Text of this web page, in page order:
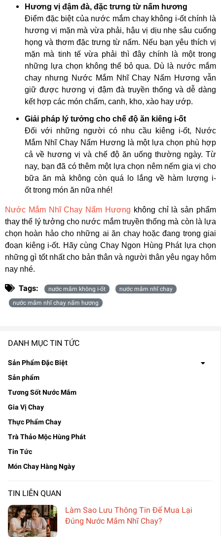
DANH MỤC TIN TỨC
Sản Phẩm Đặc Biệt
Sản phẩm
Tương Sốt Nước Mắm
Gia Vị Chay
Thực Phẩm Chay
Trà Thảo Mộc Hùng Phát
Tin Tức
Món Chay Hàng Ngày
TIN LIÊN QUAN
Làm Sao Lưu Thông Tin Để Mua Lại
Đúng Nước Mắm Nhĩ Chay?
Hương vị đậm đà, đặc trưng từ nấm hương
Điểm đặc biệt của nước mắm chay không i-ốt chính là
hương vị mặn mà vừa phải, hậu vị dịu nhẹ sâu cuống
họng và thơm đặc trưng từ nấm. Nếu bạn yêu thích vị
mặn mà tinh tế vừa phải thì đây chính là một trong
những lựa chọn không thể bỏ qua. Dù là nước mắm
chay nhưng Nước Mắm Nhĩ Chay Nấm Hương vẫn
giữ được hương vị đậm đà truyền thống và dễ dàng
kết hợp các món chấm, canh, kho, xào hay ướp.
Giải pháp lý tưởng cho chế độ ăn kiêng i-ốt
Đối với những người có nhu cầu kiêng i-ốt, Nước
Mắm Nhĩ Chay Nấm Hương là một lựa chọn phù hợp
cả về hương vị và chế độ ăn uống thường ngày. Từ
nay, bạn đã có thêm một lựa chọn nêm nếm gia vị cho
bữa ăn mà không còn quá lo lắng về hàm lượng i-
ốt trong món ăn nữa nhé!
Nước Mắm Nhĩ Chay Nấm Hương không chỉ là sản phẩm
thay thế lý tưởng cho nước mắm truyền thống mà còn là lựa
chọn hoàn hảo cho những ai ăn chay hoặc đang trong giai
đoạn kiêng i-ốt. Hãy cùng Chay Ngon Hùng Phát lựa chọn
những gì tốt nhất cho bản thân và người thân yêu ngay hôm
nay nhé.
Tags: nước mắm không i-ốt
nước mắm nhĩ chay
nước mắm nhĩ chay nấm hương